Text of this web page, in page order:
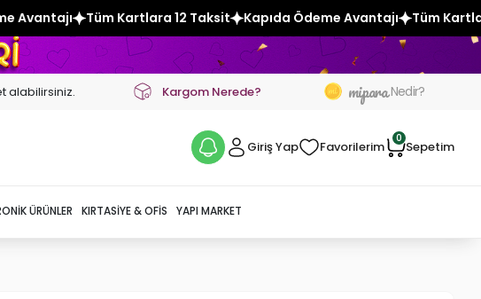
12 Taksit Kapıda Ödeme Avantajı Tüm Kartlara 12 Taksit
alabilirsiniz. Kargom Nerede? mipara Nedir?
Giriş Yap Favorilerim
0
Sepetim
ÜRÜNLER KIRTASIYE & OFIS YAPI MARKET